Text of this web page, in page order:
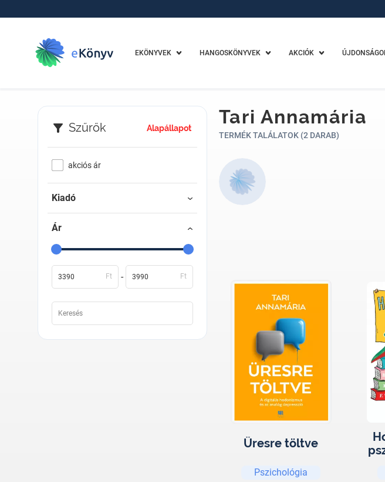
EKÖNYVEK HANGOSKÖNYVEK AKCIÓK
Szűrők Alapállapot
akciós ár
Kiadó
Ár
Ft - Ft
Tari Annamária
TERMÉK TALÁLATOK (2 DARAB)
Üresre töltve
Pszichológia